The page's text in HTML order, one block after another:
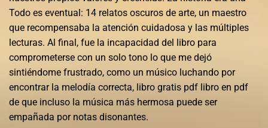
Todo es eventual: 14 relatos oscuros de arte, un maestro
que recompensaba la atención cuidadosa y las múltiples
lecturas. Al final, fue la incapacidad del libro para
comprometerse con un solo tono lo que me dejó
sintiéndome frustrado, como un músico luchando por
encontrar la melodía correcta, libro gratis pdf libro en pdf
de que incluso la música más hermosa puede ser
empañada por notas disonantes.